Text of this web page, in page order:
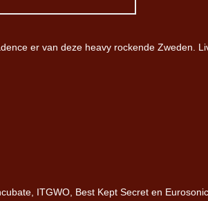
er van deze heavy rockende Zweden.
ITGWO, Best Kept Secret en
Roll-stijl